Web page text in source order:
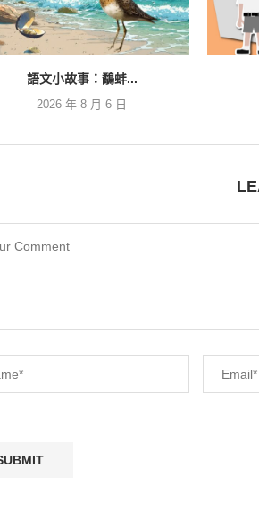
語文小故事：鷸蚌...
2026 年 8 月 6 日